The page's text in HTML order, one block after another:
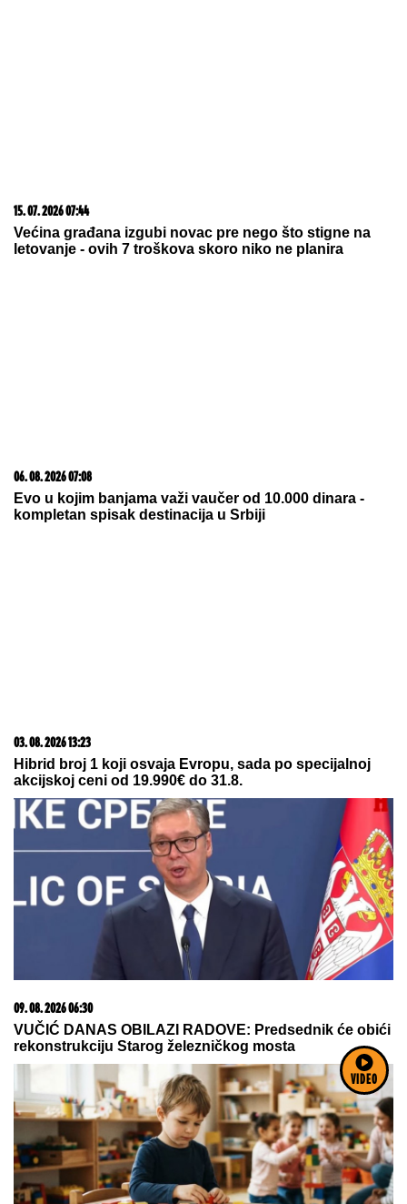
VIDEO
15. 07. 2026 07:44
Većina građana izgubi novac pre nego što stigne na
letovanje - ovih 7 troškova skoro niko ne planira
06. 08. 2026 07:08
Evo u kojim banjama važi vaučer od 10.000 dinara -
kompletan spisak destinacija u Srbiji
03. 08. 2026 13:23
Hibrid broj 1 koji osvaja Evropu, sada po specijalnoj
akcijskoj ceni od 19.990€ do 31.8.
09. 08. 2026 06:30
VUČIĆ DANAS OBILAZI RADOVE: Predsednik će obići
rekonstrukciju Starog železničkog mosta